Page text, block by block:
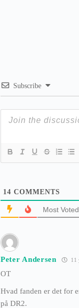
Subscribe
14 COMMENTS
Most Voted
Peter Andersen 11
OT
Hvad fanden er det for
på DR2.